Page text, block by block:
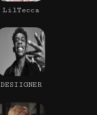
LilTecca
DESIIGNER